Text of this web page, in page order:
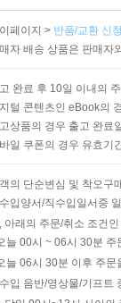
페이지 > 반품/교환 신
자 배송 상품은 판매자
완료 후 10일 이내의
털 콘텐츠인 eBook의
상품의 경우 출고 완료
일 쿠폰의 경우 유효기
의 단순변심 및 착오구
입양서/직수입일서중
아래의 주문/취소 조건
늘 00시 ~ 06시 30분
늘 06시 30분 이후 주
입 음반/영상물/기프트